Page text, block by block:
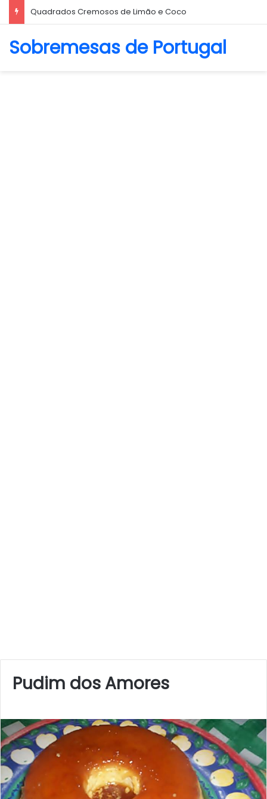
Biscoito Amanteigado
Sobremesas de Portugal
Pudim dos Amores